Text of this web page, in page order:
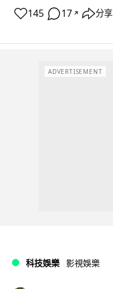
145 17 ↗ 分享
ADVERTISEMENT
科技娛樂 影視娛樂